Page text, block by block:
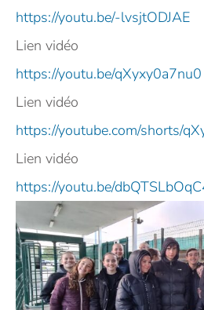
https://youtu.be/-lvsjtODJAE
Lien vidéo
https://youtu.be/qXyxy0a7nu0
Lien vidéo
https://youtube.com/shorts/
Lien vidéo
https://youtu.be/